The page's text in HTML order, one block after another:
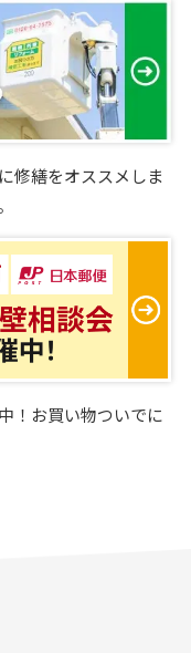
修繕をオススメしま
！お買い物ついでに